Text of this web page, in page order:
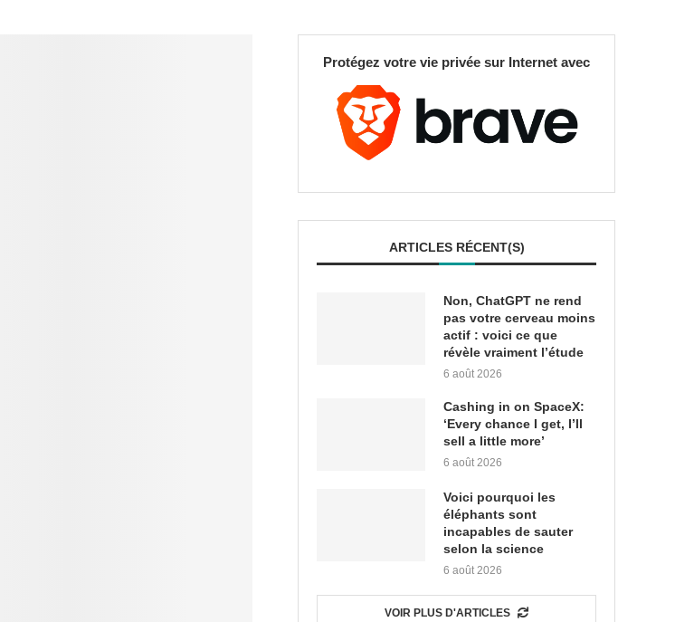
Protégez votre vie privée sur Internet avec
ARTICLES RÉCENT(S)
Non, ChatGPT ne rend
pas votre cerveau moins
actif : voici ce que
révèle vraiment l’étude
6 août 2026
Cashing in on SpaceX:
‘Every chance I get, I’ll
sell a little more’
6 août 2026
Voici pourquoi les
éléphants sont
incapables de sauter
selon la science
6 août 2026
VOIR PLUS D'ARTICLES